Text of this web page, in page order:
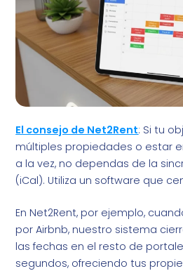
El consejo de Net2Rent: Si tu
múltiples propiedades o estar
a la vez, no dependas de la
(iCal). Utiliza un software que
En Net2Rent, por ejemplo,
por Airbnb, nuestro sistema
las fechas en el resto de
segundos, ofreciendo tus